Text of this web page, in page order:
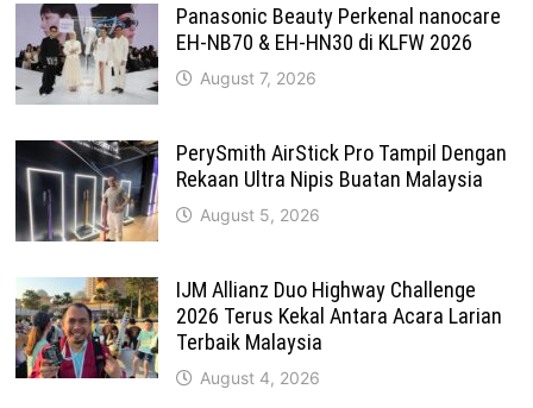
Panasonic Beauty Perkenal nanocare
EH-NB70 & EH-HN30 di KLFW 2026
August 7, 2026
PerySmith AirStick Pro Tampil Dengan
Rekaan Ultra Nipis Buatan Malaysia
August 5, 2026
IJM Allianz Duo Highway Challenge
2026 Terus Kekal Antara Acara Larian
Terbaik Malaysia
August 4, 2026